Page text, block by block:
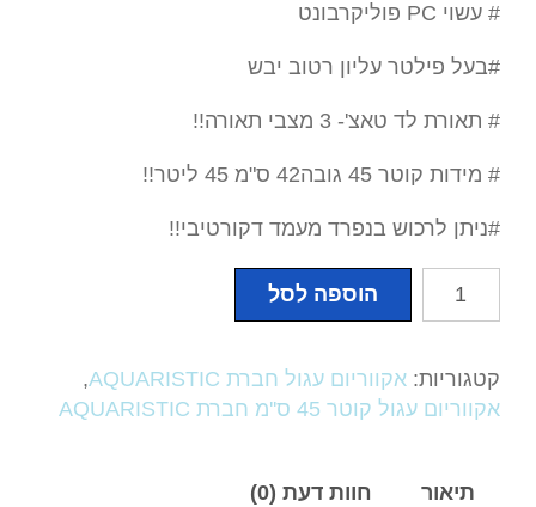
# עשוי PC פוליקרבונט
#בעל פילטר עליון רטוב יבש
# תאורת לד טאצ'- 3 מצבי תאורה!!
# מידות קוטר 45 גובה42 ס"מ 45 ליטר!!
#ניתן לרכוש בנפרד מעמד דקורטיבי!!
כמות
עגול
קוטר
חברת
הוספה לסל
קטגוריות: אקווריום עגול חברת AQUARISTIC
,
אקווריום עגול קוטר 45 ס''מ חברת AQUARISTIC
תיאור חוות דעת (0)